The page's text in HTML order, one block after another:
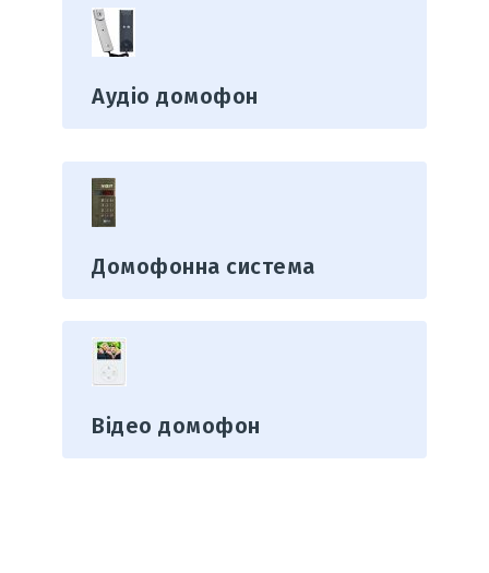
Аудіо домофон
Домофонна система
Відео домофон